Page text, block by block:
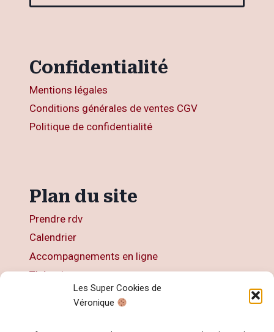
Les Super Cookies de
Véronique
Confidentialité
Mentions légales
Conditions générales de ventes CGV
Politique de confidentialité
Plan du site
Prendre rdv
Calendrier
Accompagnements en ligne
Thérapies